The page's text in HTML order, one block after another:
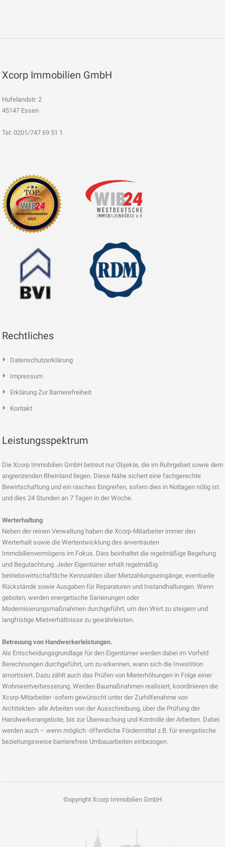
Xcorp Immobilien GmbH
Hufelandstr. 2
45147 Essen
Tel: 0201/747 69 51 1
Rechtliches
Datenschutzerklärung
Impressum
Erklärung Zur Barrierefreiheit
Kontakt
Leistungsspektrum
Die Xcorp Immobilien GmbH betreut nur Objekte, die im Ruhrgebiet sowie dem
angrenzenden Rheinland liegen. Diese Nähe sichert eine fachgerechte
Bewirtschaftung und ein rasches Eingreifen, sofern dies in Notlagen nötig ist
und dies 24 Stunden an 7 Tagen in der Woche.
Werterhaltung
Neben der reinen Verwaltung haben die Xcorp-Mitarbeiter immer den
Werterhalt sowie die Wertentwicklung des anvertrauten
Immobilienvermögens im Fokus. Dies beinhaltet die regelmäßige Begehung
und Begutachtung. Jeder Eigentümer erhält regelmäßig
betriebswirtschaftliche Kennzahlen über Mietzahlungseingänge, eventuelle
Rückstände sowie Ausgaben für Reparaturen und Instandhaltungen. Wenn
geboten, werden energetische Sanierungen oder
Modernisierungsmaßnahmen durchgeführt, um den Wert zu steigern und
langfristige Mietverhältnisse zu gewährleisten.
Betreuung von Handwerkerleistungen.
Als Entscheidungsgrundlage für den Eigentümer werden dabei im Vorfeld
Berechnungen durchgeführt, um zu erkennen, wann sich die Investition
amortisiert. Dazu zählt auch das Prüfen von Mieterhöhungen in Folge einer
Wohnwertverbesserung. Werden Baumaßnahmen realisiert, koordinieren die
Xcorp-Mitarbeiter -sofern gewünscht unter der Zurhilfenahme von
Architekten- alle Arbeiten von der Ausschreibung, über die Prüfung der
Handwerkerangebote, bis zur Überwachung und Kontrolle der Arbeiten. Dabei
werden auch – wenn möglich -öffentliche Fördermittel z.B. für energetische
beziehungsweise barrierefreie Umbauarbeiten einbezogen.
©opyright Xcorp Immobilien GmbH